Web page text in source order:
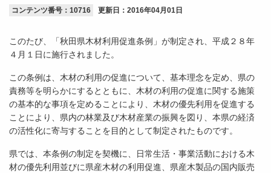
コンテンツ番号：10716 更新日： 2016年04月01日
このたび、「秋田県木材利用促進条例」が制定され、平成２８年
４月１日に施行されました。
この条例は、木材の利用の促進について、基本理念を定め、県の
責務等を明らかにするとともに、木材の利用の促進に関する施策
の基本的な事項を定めることにより、木材の優先利用を促進する
ことにより、県内の林業及び木材産業の振興を図り、本県の経済
の活性化に寄与することを目的として制定されたものです。
県では、本条例の制定を契機に、日常生活・事業活動における木
材の優先利用並びに県産木材の利用促進、県産木製品の国内販売